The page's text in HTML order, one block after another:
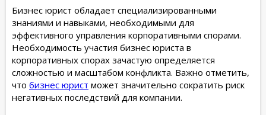
Бизнес юрист обладает специализированными
знаниями и навыками, необходимыми для
эффективного управления корпоративными спорами.
Необходимость участия бизнес юриста в
корпоративных спорах зачастую определяется
сложностью и масштабом конфликта. Важно отметить,
что бизнес юрист может значительно сократить риск
негативных последствий для компании.